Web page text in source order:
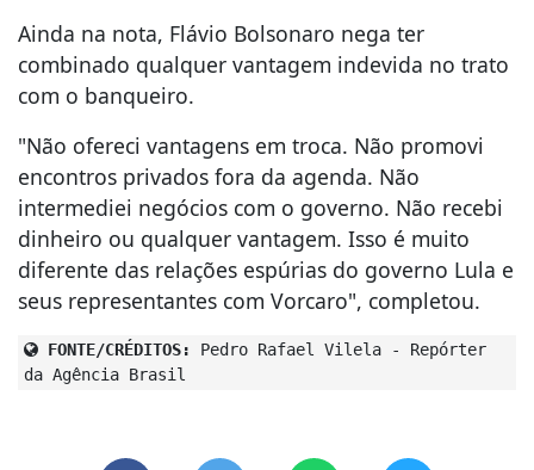
Ainda na nota, Flávio Bolsonaro nega ter
combinado qualquer vantagem indevida no trato
com o banqueiro.
"Não ofereci vantagens em troca. Não promovi
encontros privados fora da agenda. Não
intermediei negócios com o governo. Não recebi
dinheiro ou qualquer vantagem. Isso é muito
diferente das relações espúrias do governo Lula e
seus representantes com Vorcaro", completou.
FONTE/CRÉDITOS:
Pedro Rafael Vilela - Repórter
da Agência Brasil